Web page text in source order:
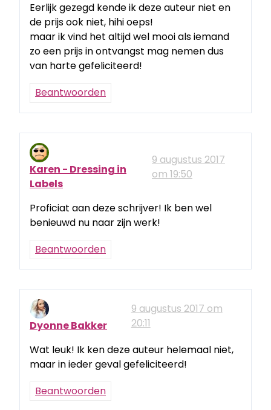
Eerlijk gezegd kende ik deze auteur niet en
de prijs ook niet, hihi oeps!
maar ik vind het altijd wel mooi als iemand
zo een prijs in ontvangst mag nemen dus
van harte gefeliciteerd!
Beantwoorden
Karen - Dressing in
Labels
9 augustus 2017
om 19:50
Proficiat aan deze schrijver! Ik ben wel
benieuwd nu naar zijn werk!
Beantwoorden
Dyonne Bakker
9 augustus 2017 om
20:11
Wat leuk! Ik ken deze auteur helemaal niet,
maar in ieder geval gefeliciteerd!
Beantwoorden